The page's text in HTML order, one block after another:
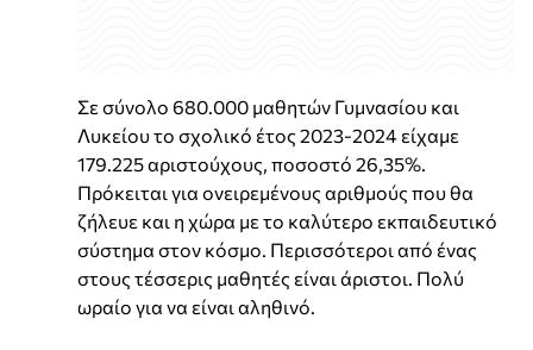
Σε σύνολο 680.000 μαθητών Γυμνασίου και
Λυκείου το σχολικό έτος 2023-2024 είχαμε
179.225 αριστούχους, ποσοστό 26,35%.
Πρόκειται για ονειρεμένους αριθμούς που θα
ζήλευε και η χώρα με το καλύτερο εκπαιδευτικό
σύστημα στον κόσμο. Περισσότεροι από ένας
στους τέσσερις μαθητές είναι άριστοι. Πολύ
ωραίο για να είναι αληθινό.